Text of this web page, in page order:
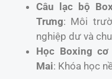
Câu lạc bộ
Trưng: Môi
nghiệp dư và
Học Boxing
Mai: Khóa học